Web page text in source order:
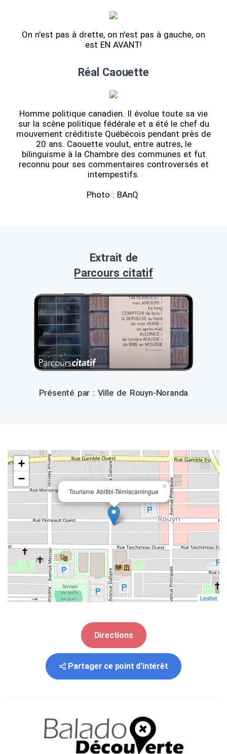
On n'est pas à drette, on n'est pas à gauche, on
est EN AVANT!
Réal Caouette
Homme politique canadien. Il évolue toute sa vie
sur la scène politique fédérale et a été le chef du
mouvement créditiste Québécois pendant près de
20 ans. Caouette voulut, entre autres, le
bilinguisme à la Chambre des communes et fut
reconnu pour ses commentaires controversés et
intempestifs.
Photo : BAnQ
Extrait de
Parcours citatif
Présenté par : Ville de Rouyn-Noranda
Tourisme Abitibi-Témiscamingue
×
+
−
Leaflet
Directions
Partager ce point d'intérêt